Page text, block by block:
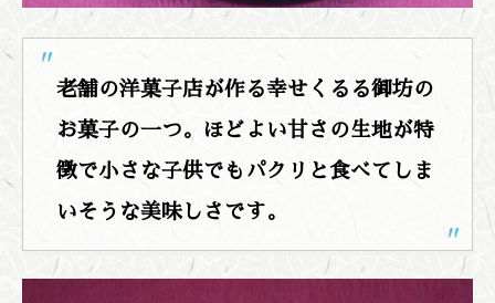
老舗の洋菓子店が作る幸せくるる御坊の
お菓子の一つ。ほどよい甘さの生地が特
徴で小さな子供でもパクリと食べてしま
いそうな美味しさです。